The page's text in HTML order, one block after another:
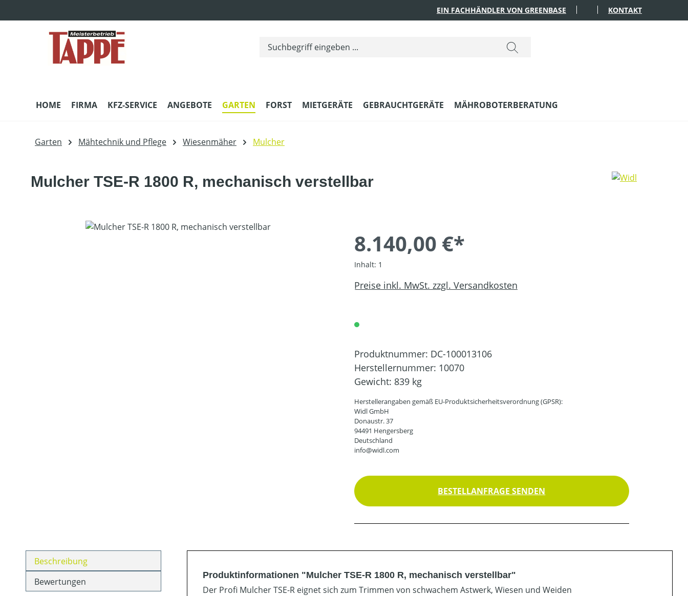
EIN FACHHÄNDLER VON GREENBASE KONTAKT
HOME FIRMA KFZ-SERVICE ANGEBOTE GARTEN FORST MIETGERÄTE GEBRAUCHTGERÄTE MÄHROBOTERBERATUNG
Garten Mähtechnik und Pflege Wiesenmäher Mulcher
Mulcher TSE-R 1800 R, mechanisch verstellbar
Bildergalerie überspringen
8.140,00 €*
Inhalt: 1
Preise inkl. MwSt. zzgl. Versandkosten
Produktnummer: DC-100013106
Herstellernummer: 10070
Gewicht: 839 kg
Herstellerangaben gemäß EU-Produktsicherheitsverordnung (GPSR):
Widl GmbH
Donaustr. 37
94491 Hengersberg
Deutschland
info@widl.com
BESTELLANFRAGE SENDEN
Beschreibung
Bewertungen
Produktinformationen "Mulcher TSE-R 1800 R, mechanisch verstellbar"
Der Profi Mulcher TSE-R eignet sich zum Trimmen von schwachem Astwerk, Wiesen und Weiden